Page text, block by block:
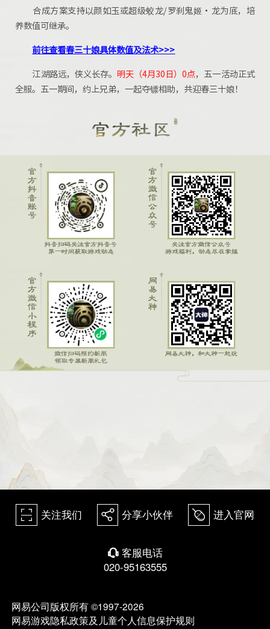
合成方案支持以颜如玉或超级蛟龙/罗刹鬼姬·龙为底，培
养数值可继承。
前往查看春三十娘具体数值及法术>>>
江湖路远，侠义长存。 明天（4月30日）0点，五一活动正式
全服。五一期间，约上兄弟，一起夺镖相助，共迎春三十娘！
򰀁 关注我们 򰀂 分享小伙伴 򰀄 进入官网
򰀃 客服电话
020-95163555
网易公司版权所有 ©1997-2026
网易游戏隐私政策及儿童个人信息保护规则